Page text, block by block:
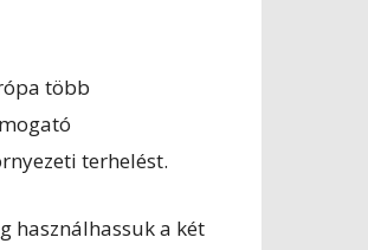
több
terhelést.
használhassuk a két